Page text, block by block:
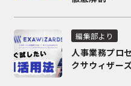
編集部より
人事業務プロ
クサウィザー